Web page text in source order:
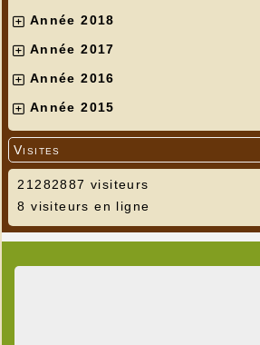
Année 2018
Année 2017
Année 2016
Année 2015
Visites
21282887 visiteurs
8 visiteurs en ligne